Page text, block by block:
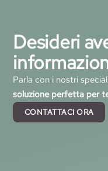
Desideri
Parla con i nostri
soluzione perfetta per
CONTATTACI ORA